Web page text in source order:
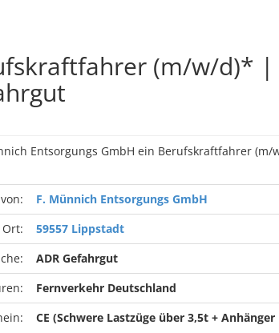
(m/w/d)* |
Entsorgungs GmbH ein Berufskraftfahrer (m/
F. Münnich Entsorgungs GmbH
Ort:
59557 Lippstadt
ADR Gefahrgut
Fernverkehr Deutschland
CE (Schwere Lastzüge über 3,5t +